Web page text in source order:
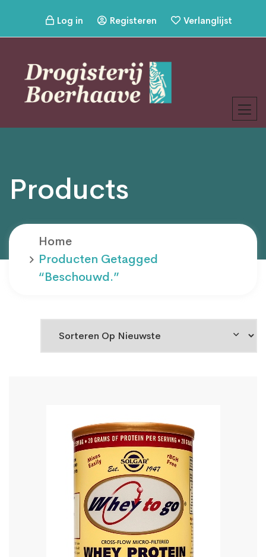
Log in Registeren Verlanglijst
Products
Home
Producten Getagged
“beschouwd.”